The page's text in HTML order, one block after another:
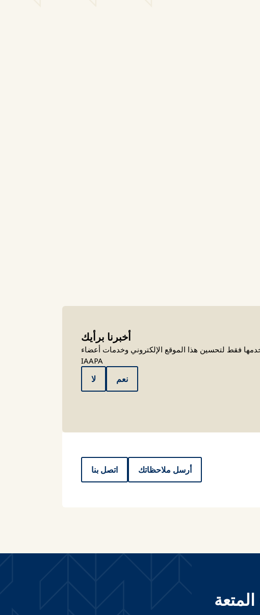
أخبرنا برأيك
فقط لتحسين هذا الموقع الإلكتروني وخدمات أعضاء
IAAPA
نعم لا
أرسل ملاحظاتك اتصل بنا